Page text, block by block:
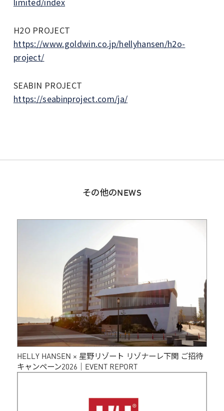
H2O PROJECT
https://www.goldwin.co.jp/hellyhansen/h2o-
project/
SEABIN PROJECT
https://seabinproject.com/ja/
その他のNEWS
HELLY HANSEN × 星野リゾート リゾナーレ下関 ご招待
キャンペーン2026｜EVENT REPORT